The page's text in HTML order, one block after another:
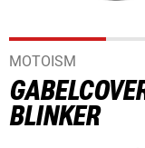
MOTOISM
BLINKER